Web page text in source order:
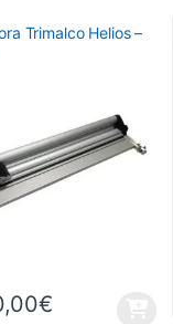
Trimalco Helios –
€